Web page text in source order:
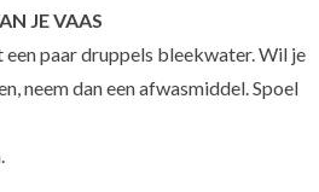
JE VAAS
een paar druppels bleekwater. Wil je
neem dan een afwasmiddel. Spoel